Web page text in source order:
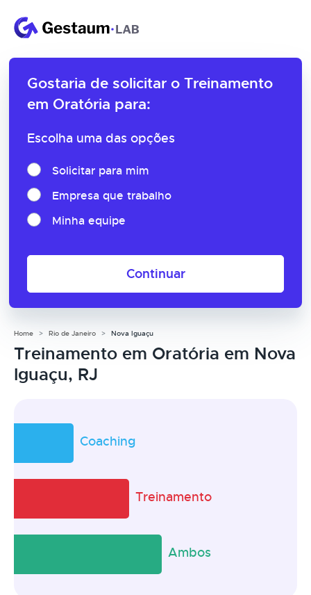
Gostaria de solicitar o Treinamento
em Oratória para:
Escolha uma das opções
Solicitar para mim
Empresa que trabalho
Minha equipe
Continuar
Home Rio de Janeiro Nova Iguaçu
Treinamento em Oratória em Nova
Iguaçu, RJ